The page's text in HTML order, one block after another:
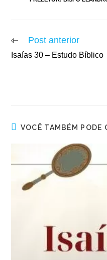
Post anterior
Isaías 30 – Estudo Bíblico
VOCÊ TAMBÉM PODE